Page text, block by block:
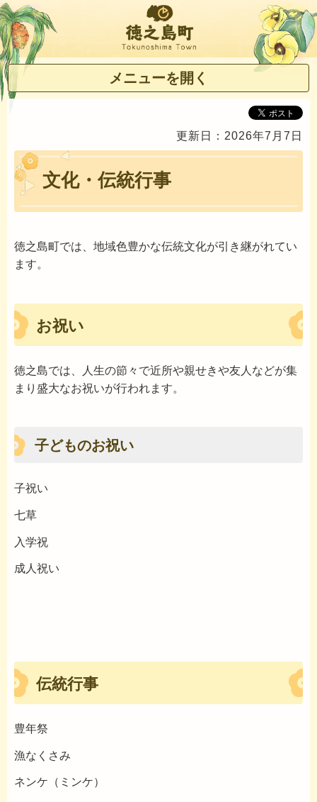
徳之島町
メニューを開く
更新日：2026年7月7日
文化・伝統行事
徳之島町では、地域色豊かな伝統文化が引き継がれてい
ます。
お祝い
徳之島では、人生の節々で近所や親せきや友人などが集
まり盛大なお祝いが行われます。
子どものお祝い
子祝い
七草
入学祝
成人祝い
伝統行事
豊年祭
漁なくさみ
ネンケ（ミンケ）